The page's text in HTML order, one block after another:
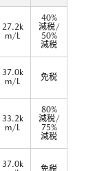
27.2k
m/L
40%
減税/
50%
減税
37.0k
m/L
免税
33.2k
m/L
80%
減税/
75%
減税
37.0k